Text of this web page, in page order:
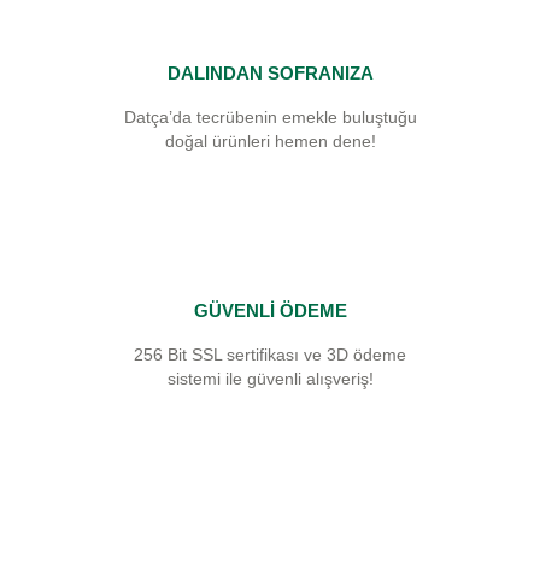
DALINDAN SOFRANIZA
Datça’da tecrübenin emekle buluştuğu
doğal ürünleri hemen dene!
GÜVENLİ ÖDEME
256 Bit SSL sertifikası ve 3D ödeme
sistemi ile güvenli alışveriş!